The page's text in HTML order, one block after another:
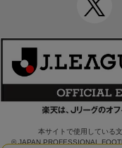
本サイトで使用している
© JAPAN PROFESSIONAL